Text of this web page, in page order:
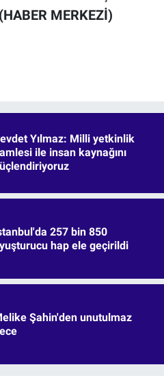
(HABER MERKEZİ)
Yılmaz: Milli yetkinlik
ile insan kaynağını
257 bin 850
hap ele geçirildi
Şahin'den unutulmaz